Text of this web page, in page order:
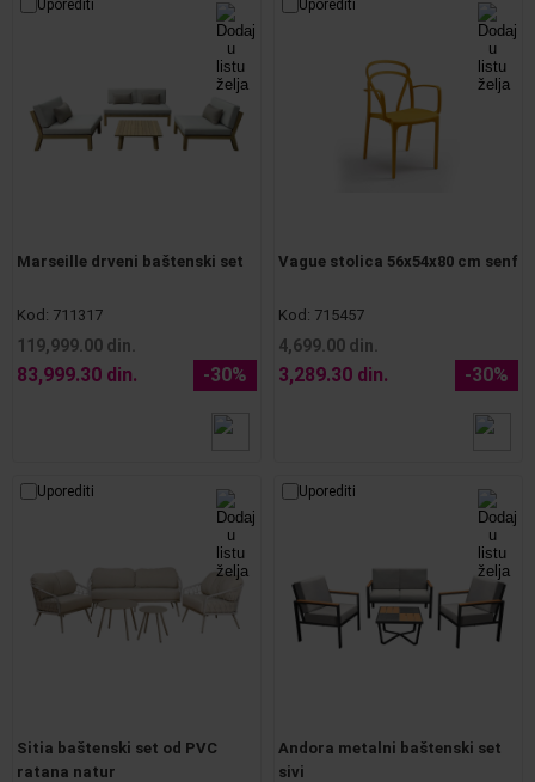
Uporediti
Marseille drveni baštenski set
Kod: 711317
119,999.00 din.
83,999.30 din. -30%
Uporediti
Vague stolica 56x54x80 cm senf
Kod: 715457
4,699.00 din.
3,289.30 din. -30%
Uporediti
Sitia baštenski set od PVC
ratana natur
Uporediti
Andora metalni baštenski set
sivi